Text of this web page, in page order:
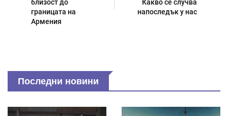
близост до
границата на
Армения
Какво се случва
напоследък у нас
Последни новини